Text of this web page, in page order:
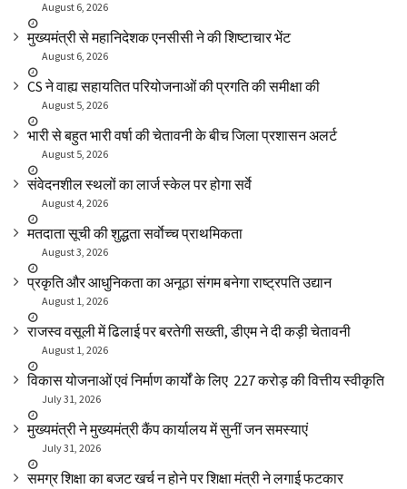
August 6, 2026
मुख्यमंत्री से महानिदेशक एनसीसी ने की शिष्टाचार भेंट
August 6, 2026
CS ने वाह्य सहायतित परियोजनाओं की प्रगति की समीक्षा की
August 5, 2026
भारी से बहुत भारी वर्षा की चेतावनी के बीच जिला प्रशासन अलर्ट
August 5, 2026
संवेदनशील स्थलों का लार्ज स्केल पर होगा सर्वे
August 4, 2026
मतदाता सूची की शुद्धता सर्वाेच्च प्राथमिकता
August 3, 2026
प्रकृति और आधुनिकता का अनूठा संगम बनेगा राष्ट्रपति उद्यान
August 1, 2026
राजस्व वसूली में ढिलाई पर बरतेगी सख्ती, डीएम ने दी कड़ी चेतावनी
August 1, 2026
विकास योजनाओं एवं निर्माण कार्यों के लिए ₹ 227 करोड़ की वित्तीय स्वीकृति
July 31, 2026
मुख्यमंत्री ने मुख्यमंत्री कैंप कार्यालय में सुनीं जन समस्याएं
July 31, 2026
समग्र शिक्षा का बजट खर्च न होने पर शिक्षा मंत्री ने लगाई फटकार